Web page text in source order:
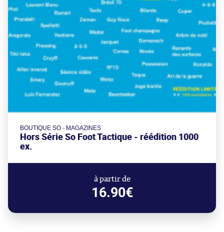
BOUTIQUE SO - MAGAZINES
Hors Série So Foot Tactique - réédition 1000
ex.
à partir de
16.90€